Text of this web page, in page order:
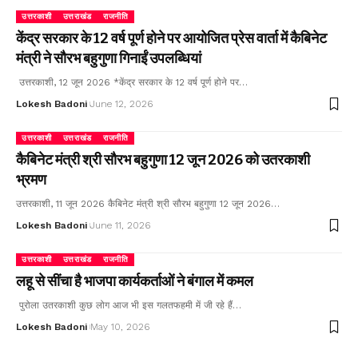
उत्तरकाशी उत्तराखंड राजनीति
केंद्र सरकार के 12 वर्ष पूर्ण होने पर आयोजित प्रेस वार्ता में कैबिनेट
मंत्री ने सौरभ बहुगुणा गिनाईं उपलब्धियां
उत्तरकाशी, 12 जून 2026 *केंद्र सरकार के 12 वर्ष पूर्ण होने पर…
Lokesh Badoni June 12, 2026
उत्तरकाशी उत्तराखंड राजनीति
कैबिनेट मंत्री श्री सौरभ बहुगुणा 12 जून 2026 को उतरकाशी
भ्रमण
उत्तरकाशी, 11 जून 2026 कैबिनेट मंत्री श्री सौरभ बहुगुणा 12 जून 2026…
Lokesh Badoni June 11, 2026
उत्तरकाशी उत्तराखंड राजनीति
लहू से सींचा है भाजपा कार्यकर्ताओं ने बंगाल में कमल
पुरोला उतरकाशी कुछ लोग आज भी इस गलतफहमी में जी रहे हैं…
Lokesh Badoni May 10, 2026